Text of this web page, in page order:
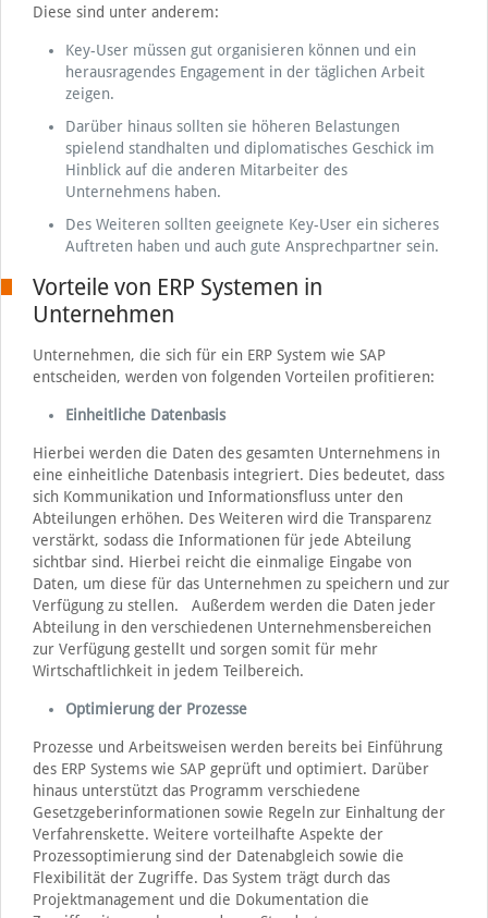
Diese sind unter anderem:
Key-User müssen gut organisieren können und ein
herausragendes Engagement in der täglichen Arbeit
zeigen.
Darüber hinaus sollten sie höheren Belastungen
spielend standhalten und diplomatisches Geschick im
Hinblick auf die anderen Mitarbeiter des
Unternehmens haben.
Des Weiteren sollten geeignete Key-User ein sicheres
Auftreten haben und auch gute Ansprechpartner sein.
Vorteile von ERP Systemen in
Unternehmen
Unternehmen, die sich für ein ERP System wie SAP
entscheiden, werden von folgenden Vorteilen profitieren:
Einheitliche Datenbasis
Hierbei werden die Daten des gesamten Unternehmens in
eine einheitliche Datenbasis integriert. Dies bedeutet, dass
sich Kommunikation und Informationsfluss unter den
Abteilungen erhöhen. Des Weiteren wird die Transparenz
verstärkt, sodass die Informationen für jede Abteilung
sichtbar sind. Hierbei reicht die einmalige Eingabe von
Daten, um diese für das Unternehmen zu speichern und zur
Verfügung zu stellen. Außerdem werden die Daten jeder
Abteilung in den verschiedenen Unternehmensbereichen
zur Verfügung gestellt und sorgen somit für mehr
Wirtschaftlichkeit in jedem Teilbereich.
Optimierung der Prozesse
Prozesse und Arbeitsweisen werden bereits bei Einführung
des ERP Systems wie SAP geprüft und optimiert. Darüber
hinaus unterstützt das Programm verschiedene
Gesetzgeberinformationen sowie Regeln zur Einhaltung der
Verfahrenskette. Weitere vorteilhafte Aspekte der
Prozessoptimierung sind der Datenabgleich sowie die
Flexibilität der Zugriffe. Das System trägt durch das
Projektmanagement und die Dokumentation die